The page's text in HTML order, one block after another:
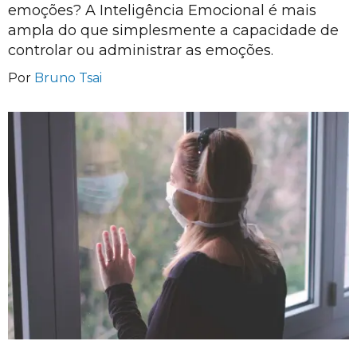
emoções? A Inteligência Emocional é mais
ampla do que simplesmente a capacidade de
controlar ou administrar as emoções.
Por Bruno Tsai